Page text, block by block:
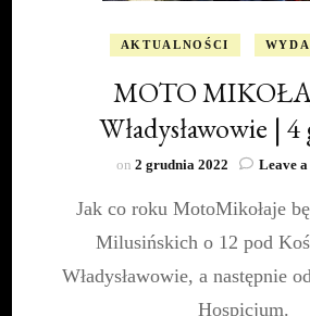
AKTUALNOŚCI
MOTO
Władysławowie |
on 2 grudnia 2022 Leave
Jak co roku MotoMikołaje
Milusińskich o 12 pod
Władysławowie, a następnie
Hospicjum.